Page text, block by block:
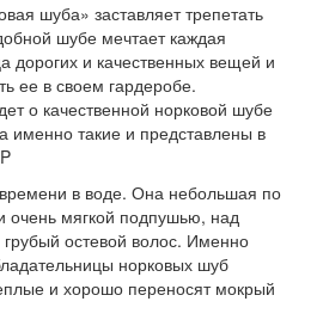
шуба» заставляет трепетать
шубе мечтает каждая
дорогих и качественных вещей и
ее в своем гардеробе.
о качественной норковой шубе
именно такие и представлены в
в воде. Она небольшая по
очень мягкой подпушью, над
грубый остевой волос. Именно
норковых шуб
и хорошо переносят мокрый